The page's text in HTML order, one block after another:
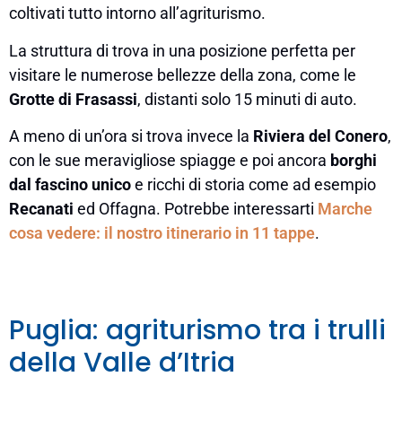
coltivati tutto intorno all’agriturismo.
La struttura di trova in una posizione perfetta per
visitare le numerose bellezze della zona, come le
Grotte di Frasassi, distanti solo 15 minuti di auto.
A meno di un’ora si trova invece la Riviera del Conero,
con le sue meravigliose spiagge e poi ancora borghi
dal fascino unicoe ricchi di storia come ad esempio
Recanati ed Offagna. Potrebbe interessarti Marche
cosa vedere: il nostro itinerario in 11 tappe.
Puglia: agriturismo tra i trulli
della Valle d’Itria